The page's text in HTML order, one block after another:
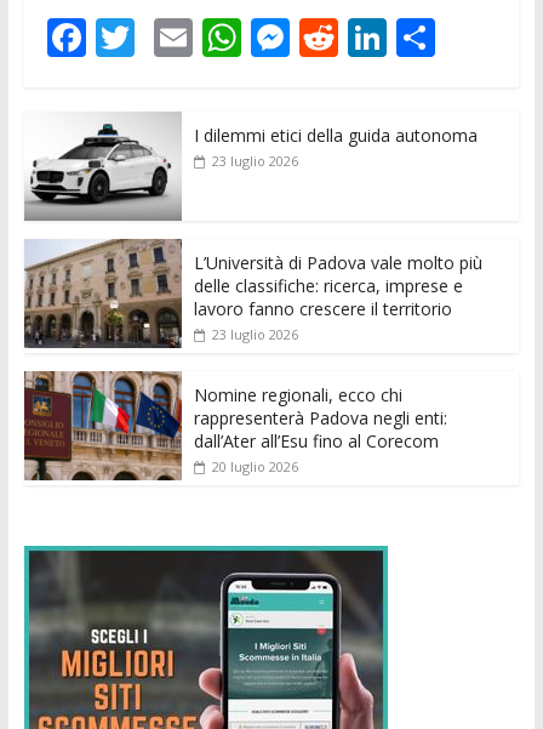
F
e
b
o
o
k
T
itt
er
E
ai
l
W
s
p
M
ss
e
er
R
di
Li
e
C
di
I dilemmi etici della guida autonoma
23 luglio 2026
L’Università di Padova vale molto più
delle classifiche: ricerca, imprese e
lavoro fanno crescere il territorio
23 luglio 2026
Nomine regionali, ecco chi
rappresenterà Padova negli enti:
dall’Ater all’Esu fino al Corecom
20 luglio 2026